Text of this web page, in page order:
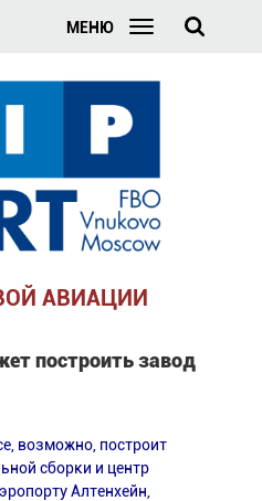
МЕНЮ
АВИАЦИИ
построить завод
возможно, построит
сборки и центр
Алтенхейн,